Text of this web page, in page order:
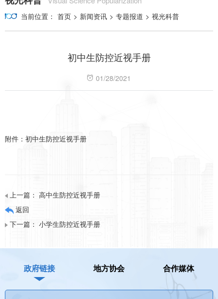
当前位置： 首页 > 新闻资讯 > 专题报道 > 视光科普
初中生防控近视手册
01/28/2021
附件： 初中生防控近视手册
上一篇： 高中生防控近视手册
返回
下一篇： 小学生防控近视手册
政府链接 地方协会 合作媒体